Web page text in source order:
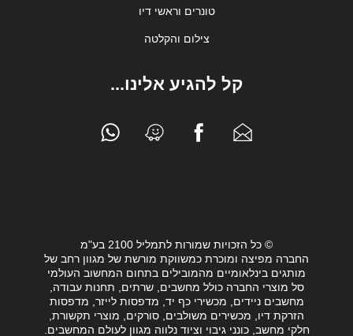
טונרים וראשי דיו
צילום והקלטה
קל להגיע אלינו...
© כל הזכויות שמורות לתמליל 2100 בע"מ
החברה מפיצה ומוכרת כמשווקת מורשת של מגוון רחב של
מותגים בינלאומיים מהמובילים בתחום המחשוב העולמי
סל מוצרי החברה כולל מחשבים, שרתים, תחנות עבודה,
מחשבים ניידים, מכשירי כף יד, מדפסות לייזר, מדפסות
הזרקת דיו, מכשירים משולבים, סורקים, מוצרי תקשורת,
חלקי מחשב, כונני גיבוי וציוד נלווה מגוון לעולם המחשבים.